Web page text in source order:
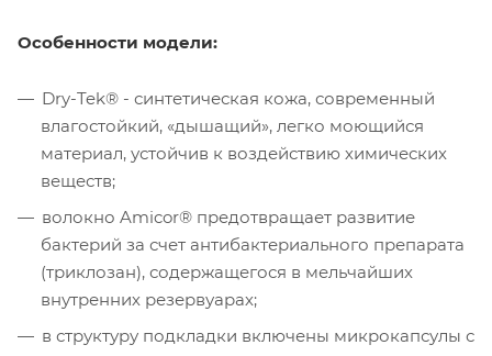
Особенности модели:
Dry-Tek® - синтетическая кожа, современный
влагостойкий, «дышащий», легко моющийся
материал, устойчив к воздействию химических
веществ;
волокно Amicor® предотвращает развитие
бактерий за счет антибактериального препарата
(триклозан), содержащегося в мельчайших
внутренних резервуарах;
в структуру подкладки включены микрокапсулы с